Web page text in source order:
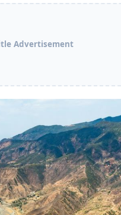
Advertisement